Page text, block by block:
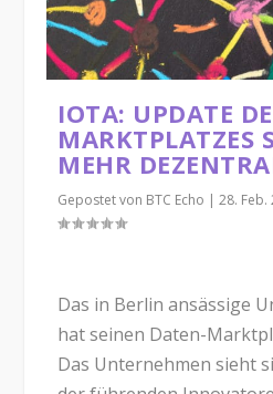
IOTA: UPDATE
MARKTPLATZES
MEHR
Gepostet von BTC Echo |28. Feb.
Das in Berlin ansässige
hat seinen Daten-
Das Unternehmen sieht